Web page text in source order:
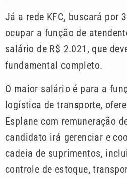
Já a rede KFC, buscará por
ocupar a função de
salário de R$ 2.021, que
fundamental completo.
O maior salário é para a
logística de transporte,
Esplane com remuneração
candidato irá gerenciar e
cadeia de suprimentos,
controle de estoque,